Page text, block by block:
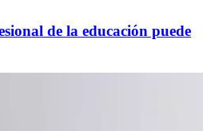
de la educación puede